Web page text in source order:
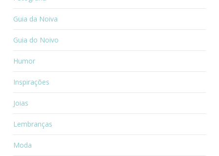
Guia da Noiva
Guia do Noivo
Humor
Inspirações
Joias
Lembranças
Moda